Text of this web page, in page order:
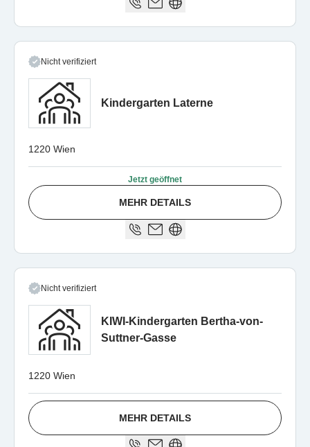
Nicht verifiziert
Kindergarten Laterne
1220 Wien
Jetzt geöffnet
MEHR DETAILS
Nicht verifiziert
KIWI-Kindergarten Bertha-von-
Suttner-Gasse
1220 Wien
MEHR DETAILS